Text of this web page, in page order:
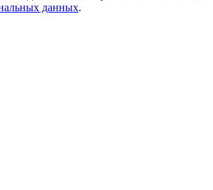
данных.